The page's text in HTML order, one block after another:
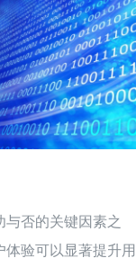
与否的关键因素之
验可以显著提升用